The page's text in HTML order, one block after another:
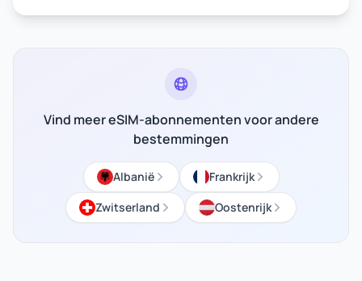
Vind meer eSIM-abonnementen voor andere
bestemmingen
Albanië
Frankrijk
Zwitserland
Oostenrijk